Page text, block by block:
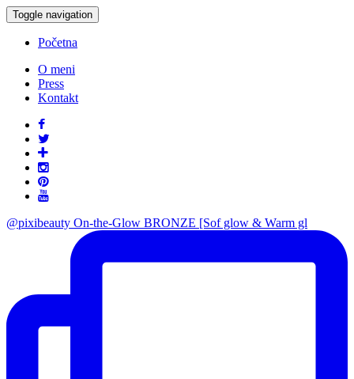
Toggle navigation
Početna
O meni
Press
Kontakt
@pixibeauty On-the-Glow BRONZE [Sof glow & Warm gl